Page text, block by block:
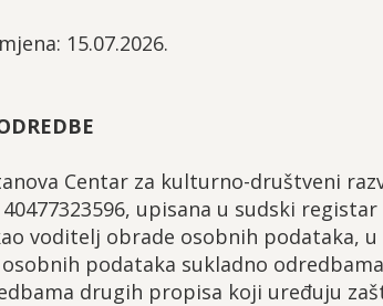
15.07.2026.
Centar za kulturno-društveni
upisana u sudski
voditelj obrade osobnih podataka,
podataka sukladno
drugih propisa koji uređuju